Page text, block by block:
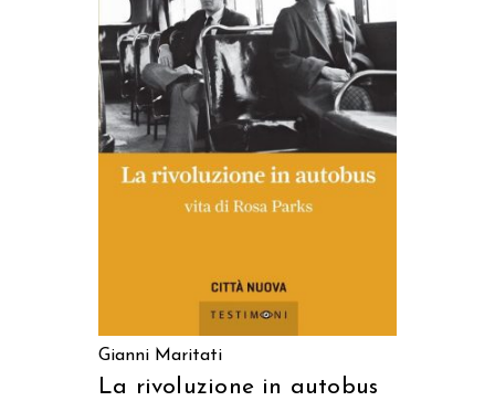
AGGIUNGI AL CARRELLO
Gianni Maritati
La rivoluzione in autobus